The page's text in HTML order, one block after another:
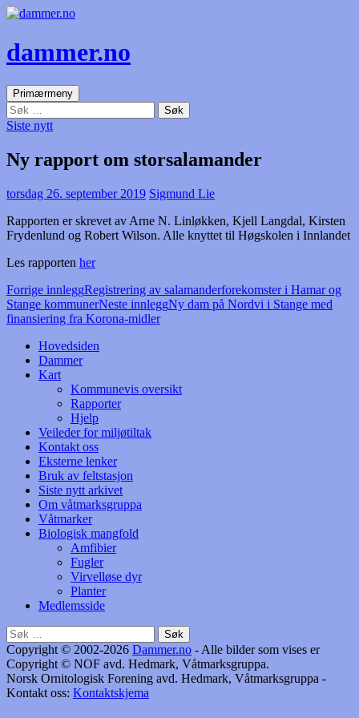
dammer.no
SøkPrimærmeny Gå
til
innhold
Søk
etter:
Siste nytt
Ny rapport om storsalamander
torsdag 26. september 2019 Sigmund Lie
Rapporten er skrevet av Arne N. Linløkken, Kjell Langdal, Kirsten
Frydenlund og Robert Wilson. Alle knyttet til Høgskolen i Innlandet
Les rapporten her
Innleggsnavigasjon
Forrige innleggRegistrering av salamanderforekomster i Hamar og
Stange kommunerNeste innleggNy dam på Nordvi i Stange med
finansiering fra Korona-midler
Hovedsiden
Dammer
Kart
Kommunevis oversikt
Rapporter
Hjelp
Veileder for miljøtiltak
Kontakt oss
Eksterne lenker
Bruk av feltstasjon
Siste nytt arkivet
Om våtmarksgruppa
Våtmarker
Biologisk mangfold
Amfibier
Fugler
Virvelløse dyr
Planter
Medlemsside
Søk
etter:
Copyright © 2002-2026 Dammer.no - Alle bilder som vises er
Copyright © NOF avd. Hedmark, Våtmarksgruppa.
Norsk Ornitologisk Forening avd. Hedmark, Våtmarksgruppa -
Kontakt oss: Kontaktskjema